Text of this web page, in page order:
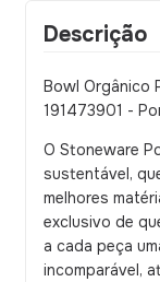
Descrição
Bowl Orgânico
191473901 -
O Stoneware
sustentável,
melhores
exclusivo de
a cada peça
incomparável,